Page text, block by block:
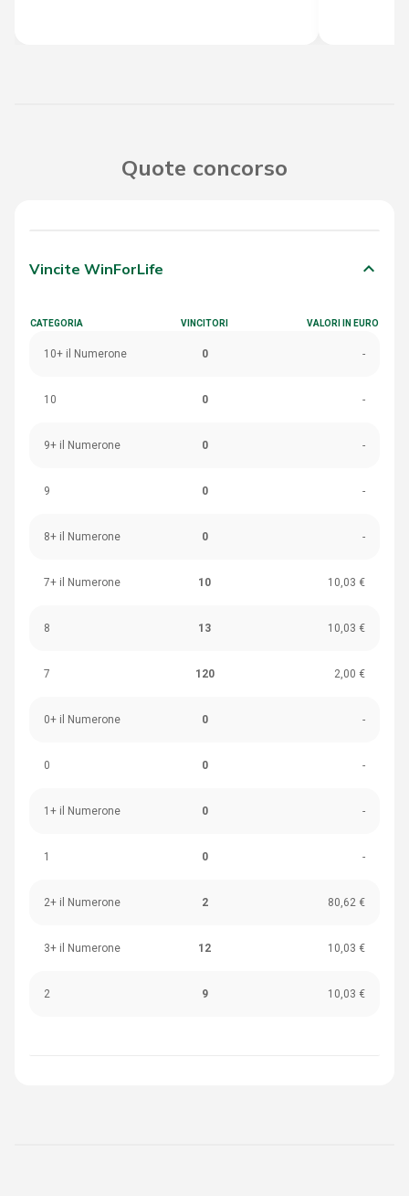
Quote concorso
Vincite WinForLife keyboard_arrow_down
CATEGORIA VINCITORI VALORI IN EURO
10+ il Numerone 0 -
10 0 -
9+ il Numerone 0 -
9 0 -
8+ il Numerone 0 -
7+ il Numerone 10 10,03 €
8 13 10,03 €
7 120 2,00 €
0+ il Numerone 0 -
0 0 -
1+ il Numerone 0 -
1 0 -
2+ il Numerone 2 80,62 €
3+ il Numerone 12 10,03 €
2 9 10,03 €